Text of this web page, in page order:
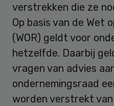
verstrekken die ze
Op basis van de Wet
(WOR) geldt voor
hetzelfde. Daarbij
vragen van advies
ondernemingsraad
worden verstrekt